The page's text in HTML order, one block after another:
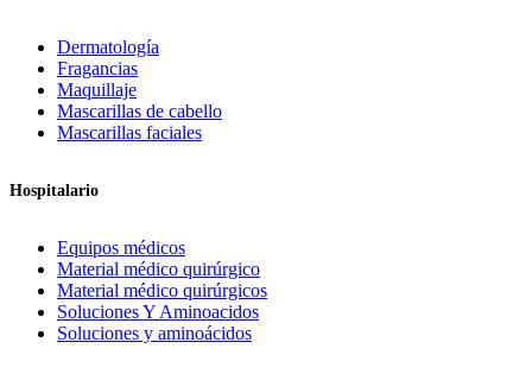
Dermatología
Fragancias
Maquillaje
Mascarillas de cabello
Mascarillas faciales
Hospitalario
Equipos médicos
Material médico quirúrgico
Material médico quirúrgicos
Soluciones Y Aminoacidos
Soluciones y aminoácidos